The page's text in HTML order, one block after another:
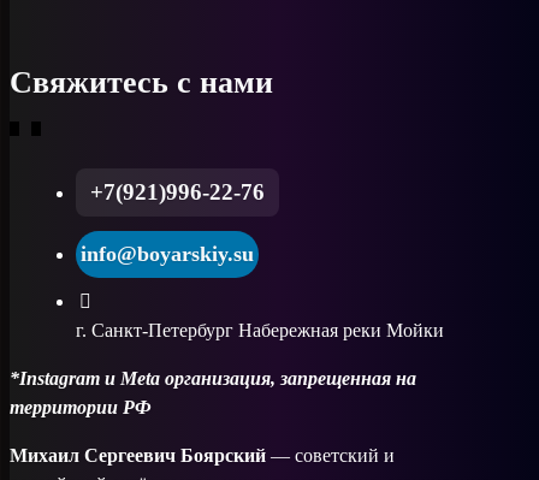
Свяжитесь с нами
+7(921)996-22-76
info@boyarskiy.su
г. Санкт-Петербург Набережная реки Мойки
*Instagram и Meta организация, запрещенная на
территории РФ
Михаил Сергеевич Боярский — советский и